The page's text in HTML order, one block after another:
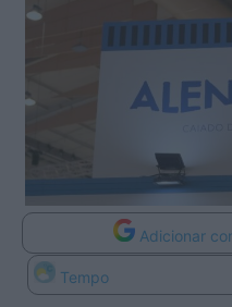
Adicionar
Tempo